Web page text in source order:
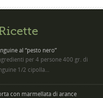
al “pesto nero”
per 4 persone 400 gr. di
1/2 cipolla...
con marmellata di arance